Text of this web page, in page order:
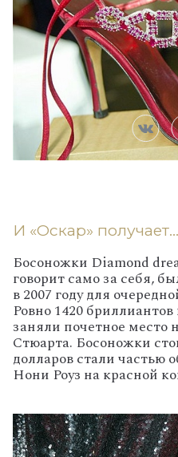
И «Оскар» получает…
Босоножки Diamond
говорит само за себя,
в 2007 году для
Ровно 1420 бриллиантов
заняли почетное место
Стюарта. Босоножки
долларов стали частью
Нони Роуз на красной